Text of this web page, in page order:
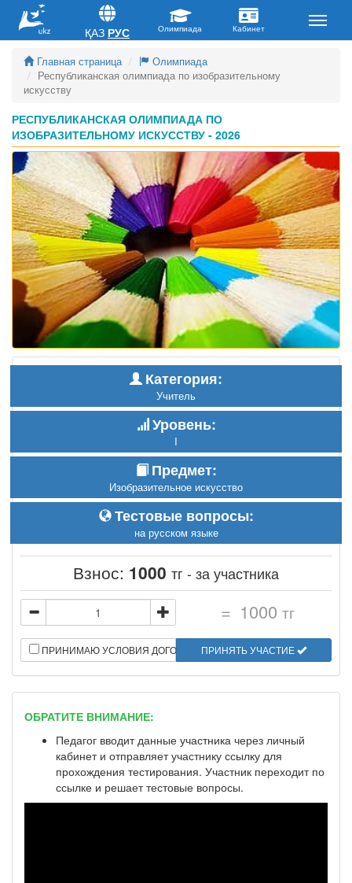
Главная страница
Олимпиада
Республиканская олимпиада по изобразительному
искусству
РЕСПУБЛИКАНСКАЯ ОЛИМПИАДА ПО
ИЗОБРАЗИТЕЛЬНОМУ ИСКУССТВУ - 2026
Категория:
Учитель
Уровень:
I
Предмет:
Изобразительное искусство
Тестовые вопросы:
на русском языке
Взнос: 1000 тг - за участника
= 1000 тг
ПРИНИМАЮ УСЛОВИЯ ДОГОВОРА ПРИНЯТЬ УЧАСТИЕ
ОБРАТИТЕ ВНИМАНИЕ:
Педагог вводит данные участника через личный
кабинет и отправляет участнику ссылку для
прохождения тестирования. Участник переходит по
ссылке и решает тестовые вопросы.
ҚАЗ РУС